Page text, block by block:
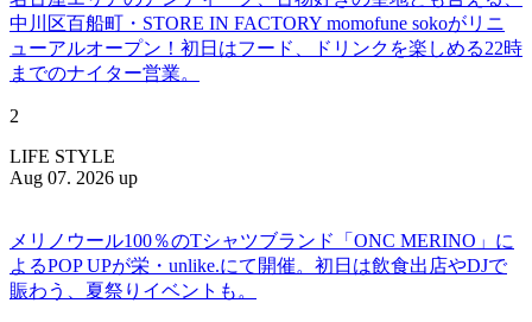
中川区百船町・STORE IN FACTORY momofune sokoがリニ
ューアルオープン！初日はフード、ドリンクを楽しめる22時
までのナイター営業。
2
LIFE STYLE
Aug 07. 2026 up
メリノウール100％のTシャツブランド「ONC MERINO」に
よるPOP UPが栄・unlike.にて開催。初日は飲食出店やDJで
賑わう、夏祭りイベントも。